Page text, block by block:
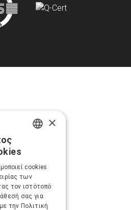
×
cookies
των
τον ιστότοπό
σας για
την Πολιτική